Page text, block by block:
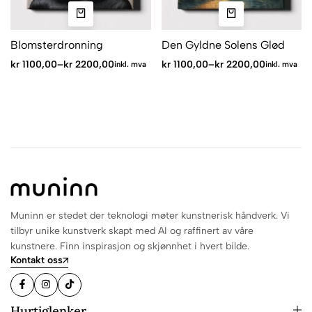
Blomsterdronning
kr 1100,00–kr 2200,00inkl. mva
Den Gyldne Solens Glød
kr1100,00–kr2200,00inkl. mva
Muninn er stedet der teknologi møter kunstnerisk håndverk. Vi
tilbyr unike kunstverk skapt med AI og raffinert av våre
kunstnere. Finn inspirasjon og skjønnhet i hvert bilde.
Kontakt oss